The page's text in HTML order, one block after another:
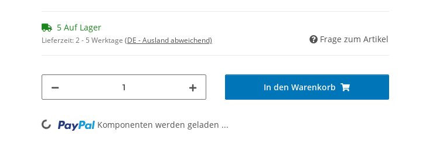
5 Auf Lager
Lieferzeit:2 - 5 Werktage (DE - Ausland abweichend) Frage zum Artikel
In den Warenkorb
Loading... Komponenten werden geladen ...